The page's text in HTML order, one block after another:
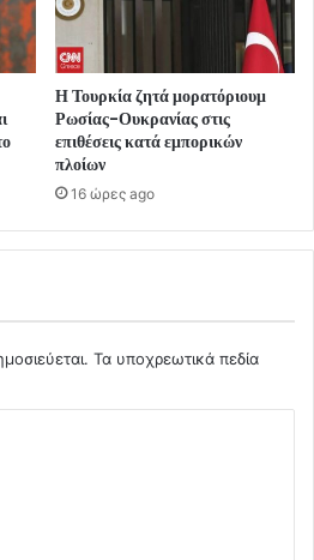
Η Τουρκία ζητά μορατόριουμ
Ρωσίας-Ουκρανίας στις
επιθέσεις κατά εμπορικών
πλοίων
16 ώρες ago
Τα υποχρεωτικά πεδία